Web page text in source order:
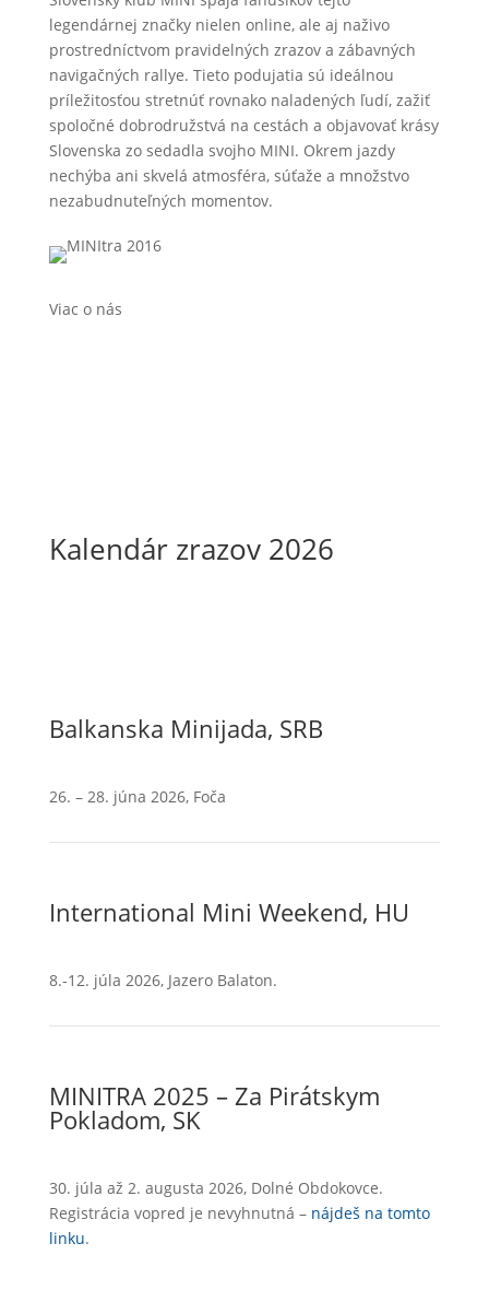
legendárnej značky nielen online, ale aj naživo
prostredníctvom pravidelných zrazov a zábavných
navigačných rallye. Tieto podujatia sú ideálnou
príležitosťou stretnúť rovnako naladených ľudí, zažiť
spoločné dobrodružstvá na cestách a objavovať krásy
Slovenska zo sedadla svojho MINI. Okrem jazdy
nechýba ani skvelá atmosféra, súťaže a množstvo
nezabudnuteľných momentov.
Viac o nás
Kalendár zrazov 2026
Balkanska Minijada, SRB
26. – 28. júna 2026, Foča
International Mini Weekend, HU
8.-12. júla 2026, Jazero Balaton.
MINITRA 2025 – Za Pirátskym
Pokladom, SK
30. júla až 2. augusta 2026, Dolné Obdokovce.
Registrácia vopred je nevyhnutná – nájdeš na tomto
linku.